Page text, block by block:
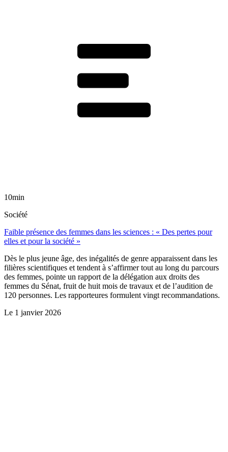
10min
Société
Faible présence des femmes dans les sciences : « Des pertes pour
elles et pour la société »
Dès le plus jeune âge, des inégalités de genre apparaissent dans les
filières scientifiques et tendent à s’affirmer tout au long du parcours
des femmes, pointe un rapport de la délégation aux droits des
femmes du Sénat, fruit de huit mois de travaux et de l’audition de
120 personnes. Les rapporteures formulent vingt recommandations.
Le 1 janvier 2026